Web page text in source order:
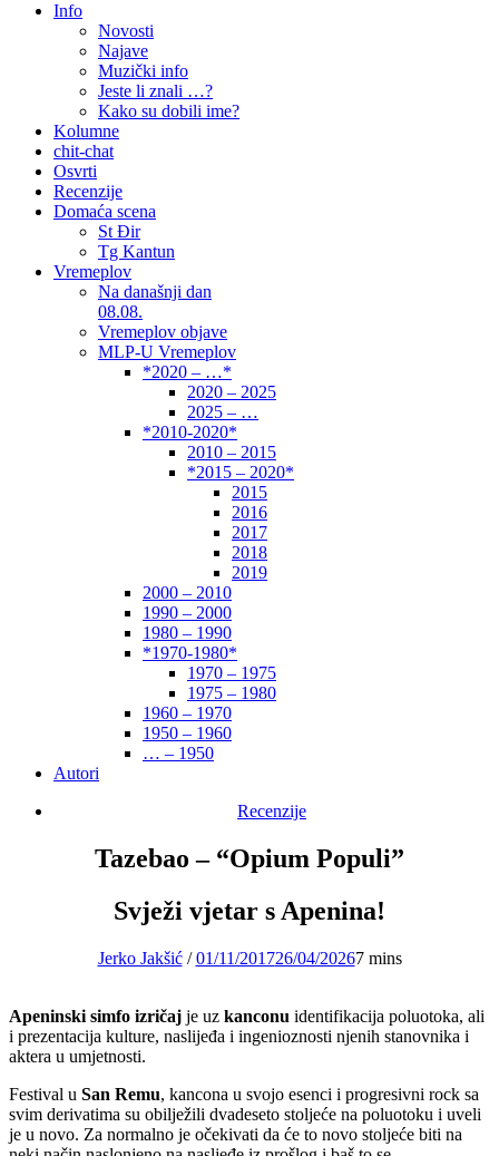
Autori
Info
Novosti
Najave
Muzički info
Jeste li znali …?
Kako su dobili ime?
Kolumne
chit-chat
Osvrti
Recenzije
Domaća scena
St Đir
Tg Kantun
Vremeplov
Na današnji dan
08.08.
Vremeplov objave
MLP-U Vremeplov
*2020 – …*
2020 – 2025
2025 – …
*2010-2020*
2010 – 2015
*2015 – 2020*
2015
2016
2017
2018
2019
2000 – 2010
1990 – 2000
1980 – 1990
*1970-1980*
1970 – 1975
1975 – 1980
1960 – 1970
1950 – 1960
… – 1950
Autori
Recenzije
Tazebao – “Opium Populi”
Svježi vjetar s Apenina!
Jerko Jakšić/01/11/201726/04/20267 mins
Apeninski simfo izričaj je uz kanconu identifikacija poluotoka, ali
i prezentacija kulture, naslijeđa i ingenioznosti njenih stanovnika i
aktera u umjetnosti.
Festival u San Remu, kancona u svojo esenci i progresivni rock sa
svim derivatima su obilježili dvadeseto stoljeće na poluotoku i uveli
je u novo. Za normalno je očekivati da će to novo stoljeće biti na